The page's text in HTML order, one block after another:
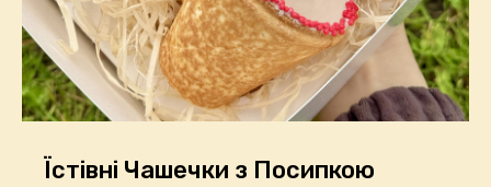
Їстівні Чашечки з Посипкою